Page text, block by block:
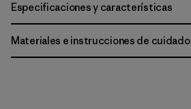
Especificaciones y características
Materiales e instrucciones de cuidado